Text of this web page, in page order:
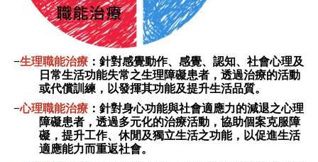
−生理職能治療：針對感覺動作、感覺、認知、社會心理及
日常生活功能失常之生理障礙患者，透過治療的活動
或代償訓練，以發揮其功能及提升生活品質。
−心理職能治療： 針對身心功能與社會適應力的減退之心理
障礙患者，透過多元化的治療活動，協助個案克服障
礙，提升工作、休閒及獨立生活之功能，以促進生活
適應能力而重返社會。